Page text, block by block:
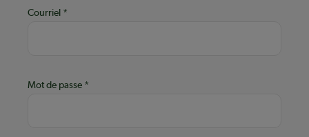
Courriel
Mot de passe